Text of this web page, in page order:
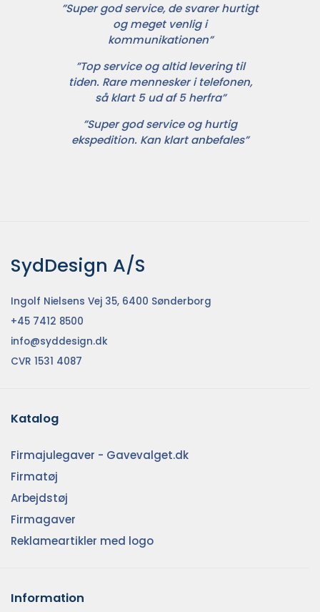
”Super god service, de svarer hurtigt
og meget venlig i
kommunikationen”
”Top service og altid levering til
tiden. Rare mennesker i telefonen,
så klart 5 ud af 5 herfra”
”Super god service og hurtig
ekspedition. Kan klart anbefales”
SydDesign A/S
Ingolf Nielsens Vej 35, 6400 Sønderborg
+45 7412 8500
info@syddesign.dk
CVR 1531 4087
Katalog
Firmajulegaver - Gavevalget.dk
Firmatøj
Arbejdstøj
Firmagaver
Reklameartikler med logo
Information